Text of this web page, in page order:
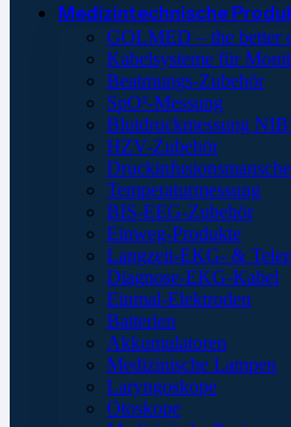
Medizintechnische
GOLMED – the better
Kabelsysteme für
Beatmungs-Zubehör
SpO²-Messung
Blutdruckmessung
HZV-Zubehör
Temperaturmessung
BIS-EEG-Zubehör
Einweg-Produkte
Langzeit-EKG- &
Diagnose-EKG-Kabel
Einmal-Elektroden
Batterien
Akkumulatoren
Medizinische Lampen
Laryngoskope
Otoskope